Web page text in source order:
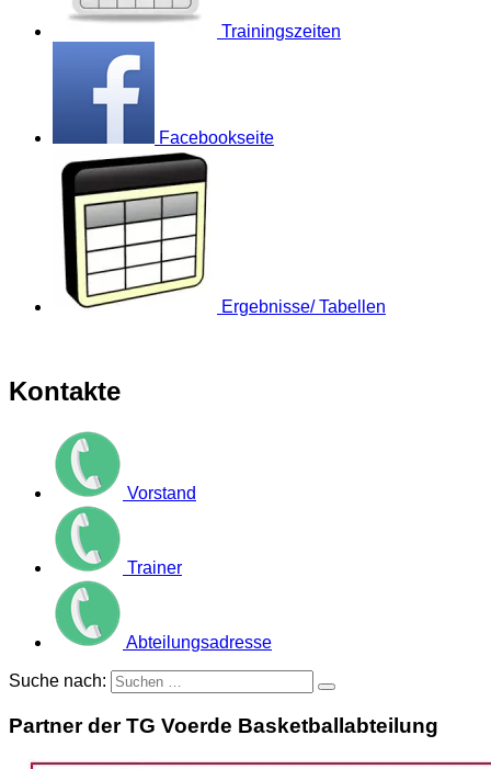
Trainingszeiten
Facebookseite
Ergebnisse/ Tabellen
Kontakte
Vorstand
Trainer
Abteilungsadresse
Suche nach:
Partner der TG Voerde Basketballabteilung